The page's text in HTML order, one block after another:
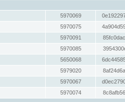
5970069
5970075
5970091
5970085
5650068
5979020
5970067
5970074